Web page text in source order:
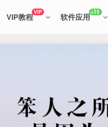
VIP教程VIP 软件应用+15